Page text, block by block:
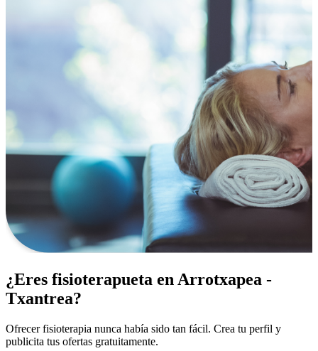
¿Eres fisioterapueta en Arrotxapea -
Txantrea?
Ofrecer fisioterapia nunca había sido tan fácil. Crea tu perfil y
publicita tus ofertas gratuitamente.